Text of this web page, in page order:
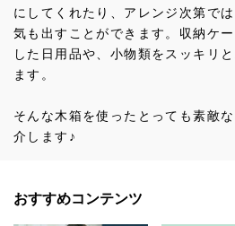
にしてくれたり、アレンジ次第で
気も出すことができます。収納ケ
した日用品や、小物類をスッキリ
ます。
そんな木箱を使ったとっても素敵
介します♪
おすすめコンテンツ